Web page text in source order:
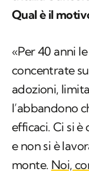
«Per 40 anni
concentrate
l’abbandono
efficaci. Ci si
e non si è
monte.
Noi,
deciso nel